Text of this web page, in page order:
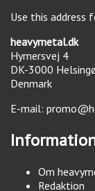
Use this address
heavymetal.dk
Hymersvej 4
DK-3000
Denmark
E-mail:
Om
Redaktion